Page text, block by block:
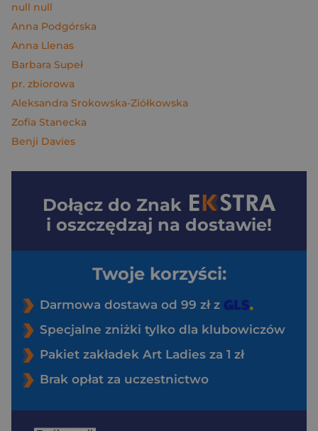
null null
Anna Podgórska
Anna Llenas
Barbara Supeł
pr. zbiorowa
Aleksandra Srokowska-Ziółkowska
Zofia Stanecka
Benji Davies
Dołącz do Znak
i oszczędzaj na dostawie!
Twoje korzyści:
Darmowa dostawa od 99 zł z
Specjalne zniżki tylko dla klubowiczów
Pakiet zakładek Art Ladies za 1 zł
Brak opłat za uczestnictwo